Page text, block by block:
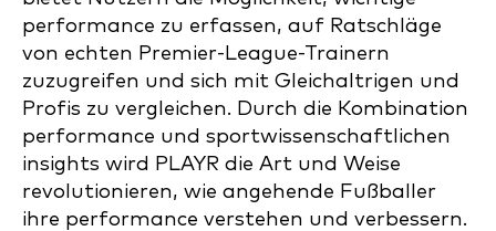
performance zu erfassen, auf Ratschläge
von echten Premier-League-Trainern
zuzugreifen und sich mit Gleichaltrigen und
Profis zu vergleichen. Durch die Kombination
performance und sportwissenschaftlichen
insights wird PLAYR die Art und Weise
revolutionieren, wie angehende Fußballer
ihre performance verstehen und verbessern.